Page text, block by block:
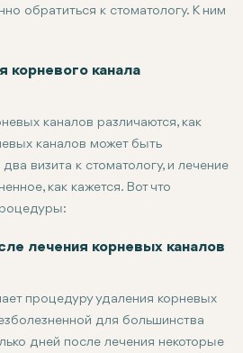
обратиться к стоматологу. К ним
боль в зубе, главным
корневого канала
каналов различаются, как
каналов может быть
визита к стоматологу, и лечение
как кажется. Вот что
и рентген: Сначала ваш
начнет саму процедуру с
получает доступ к пульпе,
После удаления пульпы
чистки стоматолог
случаев после лечения
лечения корневых каналов
процедуру удаления корневых
для большинства
дней после лечения некоторые